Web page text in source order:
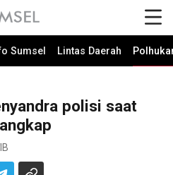
Sumsel Lintas Daerah
polisi saat